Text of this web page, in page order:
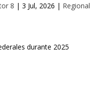
8 | 3 Jul, 2026 | Regional